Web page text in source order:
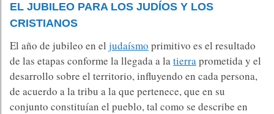
EL JUBILEO PARA LOS JUDÍOS Y LOS
CRISTIANOS
El año de jubileo en el judaísmo primitivo es el resultado
de las etapas conforme la llegada a latierraprometida y el
desarrollo sobre el territorio, influyendo en cada persona,
de acuerdo a la tribu a la que pertenece, que en su
conjunto constituían el pueblo, tal como se describe en